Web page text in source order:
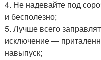
4. Не надевайте под
и бесполезно;
5. Лучше всего
исключение —
навыпуск;